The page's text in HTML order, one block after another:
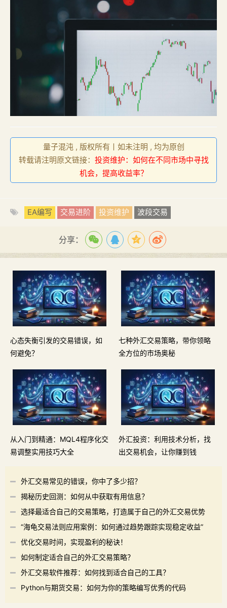
量子混沌 , 版权所有丨如未注明 , 均为原创
转载请注明原文链接： 投资维护：如何在不同市场中寻找
机会，提高收益率？
EA编写 交易进阶 投资维护 波段交易
分享：
心态失衡引发的交易错误，如
何避免？
七种外汇交易策略，带你领略
全方位的市场奥秘
从入门到精通：MQL4程序化交
易调整实用技巧大全
外汇投资：利用技术分析，找
出交易机会，让你赚到钱
外汇交易常见的错误，你中了多少招？
揭秘历史回测：如何从中获取有用信息？
选择最适合自己的交易策略，打造属于自己的外汇交易优势
“海龟交易法则应用案例：如何通过趋势跟踪实现稳定收益”
优化交易时间，实现盈利的秘诀！
如何制定适合自己的外汇交易策略？
外汇交易软件推荐：如何找到适合自己的工具？
Python与期货交易：如何为你的策略编写优秀的代码